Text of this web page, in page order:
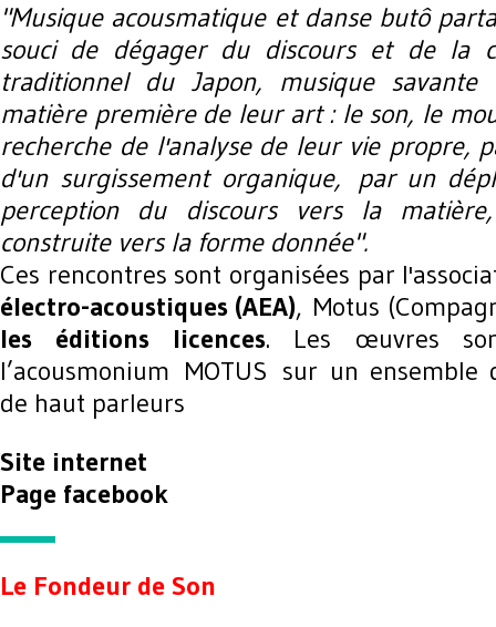
"Musique acousmatique et danse butô
souci de dégager du discours et de la
traditionnel du Japon, musique savante
matière première de leur art : le son, le
recherche de l'analyse de leur vie propre,
d'un surgissement organique, par un
perception du discours vers la
construite vers la forme donnée".
Ces rencontres sont organisées par
électro-acoustiques (AEA), Motus
les éditions licences. Les œuvres
l’acousmonium MOTUS sur un ensemble
de haut parleurs
Site internet
Page facebook
Le Fondeur de Son